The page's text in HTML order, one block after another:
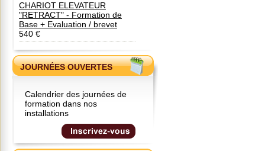
CHARIOT ELEVATEUR
"RETRACT" - Formation de
Base + Evaluation / brevet
540 €
JOURNÉES OUVERTES
Calendrier des journées de
formation dans nos
installations